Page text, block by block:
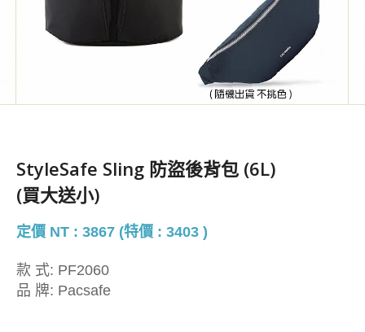
StyleSafe Sling 防盜後背包 (6L)
(買大送小)
定價 NT : 3867 (特價 : 3403 )
款 式: PF2060
品 牌: Pacsafe